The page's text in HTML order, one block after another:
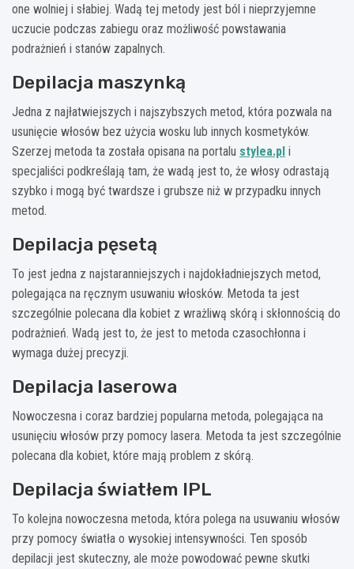
one wolniej i słabiej. Wadą tej metody jest ból i nieprzyjemne
uczucie podczas zabiegu oraz możliwość powstawania
podrażnień i stanów zapalnych.
Depilacja maszynką
Jedna z najłatwiejszych i najszybszych metod, która pozwala na
usunięcie włosów bez użycia wosku lub innych kosmetyków.
Szerzej metoda ta została opisana na portalu stylea.pl i
specjaliści podkreślają tam, że wadą jest to, że włosy odrastają
szybko i mogą być twardsze i grubsze niż w przypadku innych
metod.
Depilacja pęsetą
To jest jedna z najstaranniejszych i najdokładniejszych metod,
polegająca na ręcznym usuwaniu włosków. Metoda ta jest
szczególnie polecana dla kobiet z wrażliwą skórą i skłonnością do
podrażnień. Wadą jest to, że jest to metoda czasochłonna i
wymaga dużej precyzji.
Depilacja laserowa
Nowoczesna i coraz bardziej popularna metoda, polegająca na
usunięciu włosów przy pomocy lasera. Metoda ta jest szczególnie
polecana dla kobiet, które mają problem z skórą.
Depilacja światłem IPL
To kolejna nowoczesna metoda, która polega na usuwaniu włosów
przy pomocy światła o wysokiej intensywności. Ten sposób
depilacji jest skuteczny, ale może powodować pewne skutki